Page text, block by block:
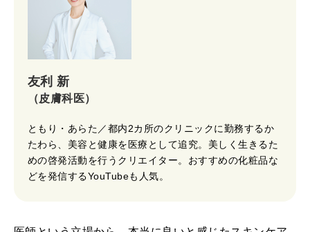
友利 新
（皮膚科医）
ともり・あらた／都内2カ所のクリニックに勤務するか
たわら、美容と健康を医療として追究。美しく生きるた
めの啓発活動を行うクリエイター。おすすめの化粧品な
どを発信するYouTubeも人気。